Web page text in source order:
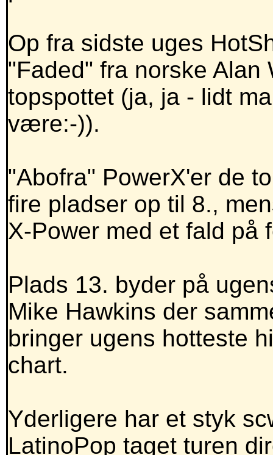
Op fra sidste uges
"Faded" fra norske Alan
topspottet (ja, ja - lidt
være:-)).
"Abofra" PowerX'er de
fire pladser op til 8.,
X-Power med et fald på
Plads 13. byder på
Mike Hawkins der
bringer ugens hotteste
chart.
Yderligere har et styk
LatinoPop taget turen